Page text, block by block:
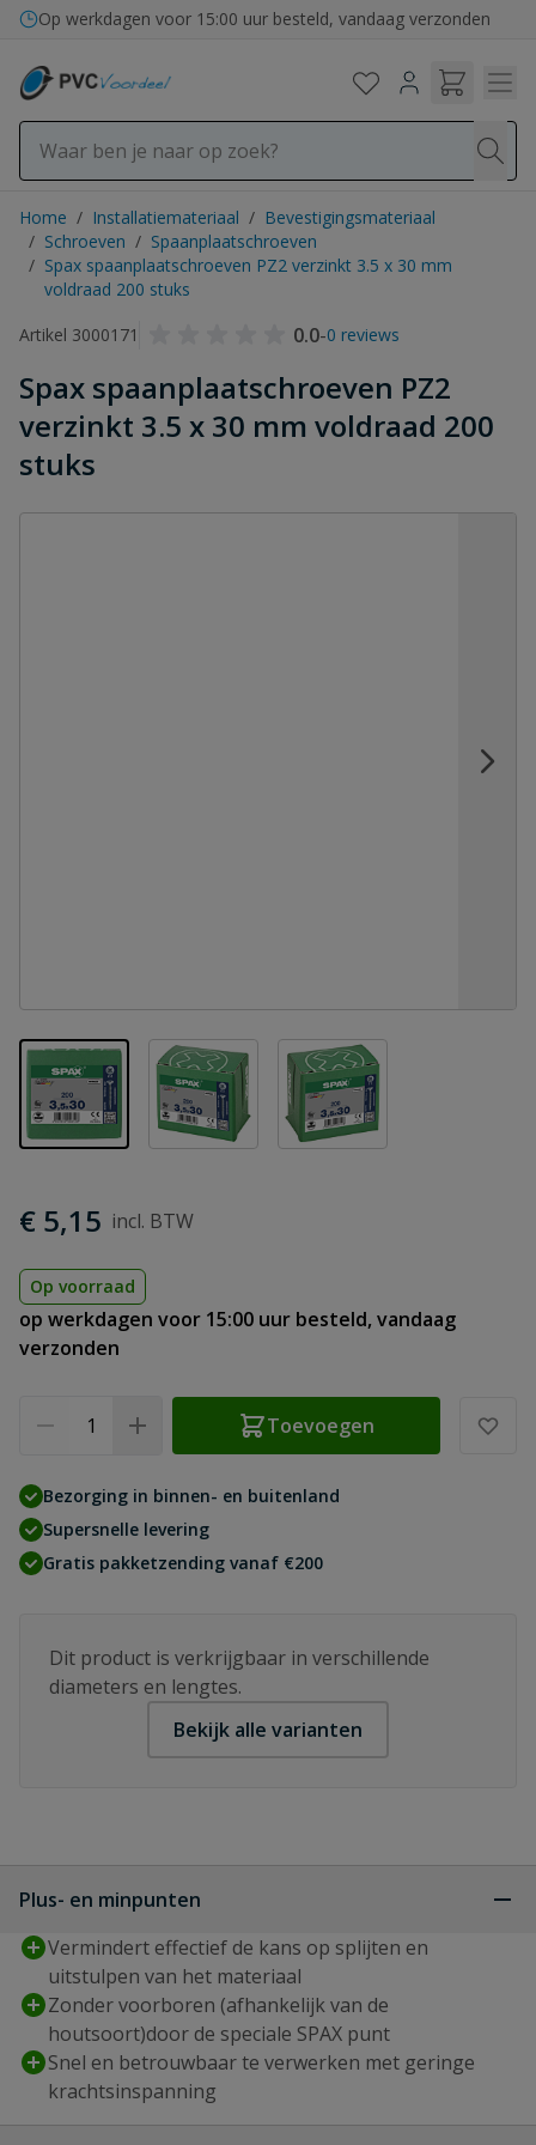
Ga naar de inhoud
Op werkdagen voor 15:00 uur besteld, vandaag verzonden
Home / Installatiemateriaal / Bevestigingsmateriaal
/ Schroeven / Spaanplaatschroeven
/ Spax spaanplaatschroeven PZ2 verzinkt 3.5 x 30 mm
voldraad 200 stuks
Artikel 3000171
0.0-0 reviews
Spax spaanplaatschroeven PZ2
verzinkt 3.5 x 30 mm voldraad 200
stuks
View larger imageView larger imageView larger image
€ 5,15
Op voorraad
op werkdagen voor 15:00 uur besteld, vandaag
verzonden
Toevoegen
Bezorging in binnen- en buitenland
Supersnelle levering
Gratis pakketzending vanaf €200
Dit product is verkrijgbaar in verschillende
diameters en lengtes.
Bekijk alle varianten
Plus- en minpunten
Vermindert effectief de kans op splijten en
uitstulpen van het materiaal
Zonder voorboren (afhankelijk van de
houtsoort)door de speciale SPAX punt
Snel en betrouwbaar te verwerken met geringe
krachtsinspanning